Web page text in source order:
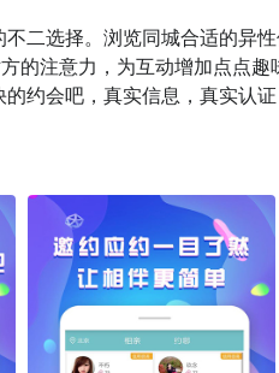
二选择。浏览同城合适的异
的注意力，为互动增加点点
约会吧，真实信息，真实认
的疑惑！